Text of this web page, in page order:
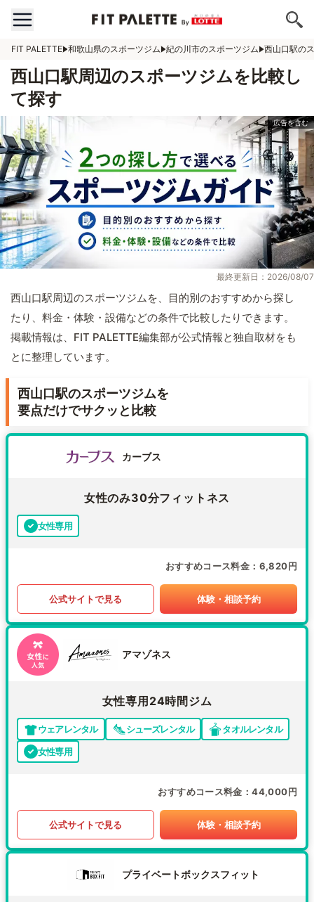
FIT PALETTE 和歌山県のスポーツジム 紀の川市のスポーツジム 西山口駅の
西山口駅周辺のスポーツジムを比較し
て探す
最終更新日：2026/08/07
西山口駅周辺のスポーツジムを、目的別のおすすめから探し
たり、料金・体験・設備などの条件で比較したりできます。
掲載情報は、FIT PALETTE編集部が公式情報と独自取材をも
とに整理しています。
西山口駅のスポーツジムを
要点だけでサクッと比較
カーブス
女性のみ30分フィットネス
女性専用
おすすめコース料金 6,820円
公式サイトで見る 体験・相談予約
アマゾネス
女性専用24時間ジム
ウェアレンタル シューズレンタル
タオルレンタル
女性専用
おすすめコース料金 44,000円
公式サイトで見る 体験・相談予約
プライベートボックスフィット